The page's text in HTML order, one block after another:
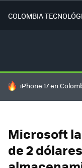
COLOMBIA
HOY SE HABLA DE
iPhone 17 en
Microsoft
de 2